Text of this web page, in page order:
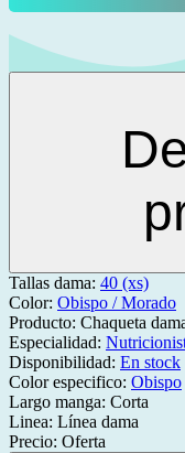
Tallas dama: 40 (xs)
Color: Obispo / Morado
Producto: Chaqueta
Especialidad:
Disponibilidad: En stock
Color especifico: Obispo
Largo manga: Corta
Linea: Línea dama
Precio: Oferta